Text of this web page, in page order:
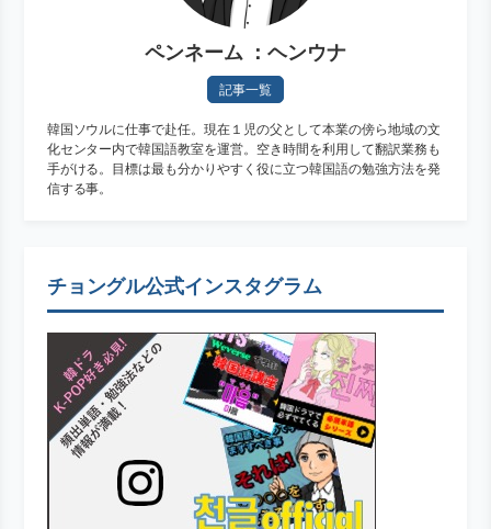
ペンネーム ：ヘンウナ
記事一覧
韓国ソウルに仕事で赴任。現在１児の父として本業の傍ら地域の文
化センター内で韓国語教室を運営。空き時間を利用して翻訳業務も
手がける。目標は最も分かりやすく役に立つ韓国語の勉強方法を発
信する事。
チョングル公式インスタグラム